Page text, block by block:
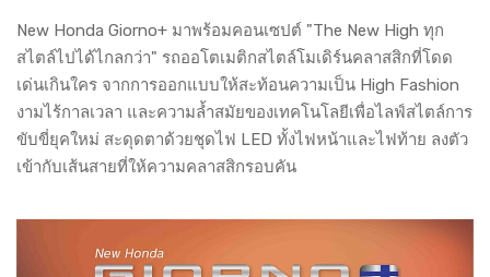
New Honda Giorno+ มาพร้อมคอนเซปต์ "The New High ทุก
สไตล์ไปได้ไกลกว่า" รถออโตเมติกสไตล์โมเดิร์นคลาสสิกที่โดด
เด่นเกินใคร จากการออกแบบให้สะท้อนความเป็น High Fashion
งามไร้กาลเวลา และความล้ำสมัยของเทคโนโลยีเพื่อไลฟ์สไตล์การ
ขับขี่ยุคใหม่ สะดุดตาด้วยชุดไฟ LED ทั้งไฟหน้าและไฟท้าย ลงตัว
เข้ากับเส้นสายที่ให้ความคลาสสิกรอบคัน